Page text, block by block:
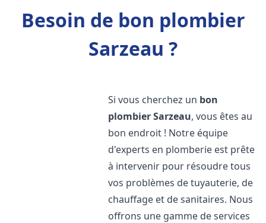
Besoin de bon plombier
Sarzeau ?
Si vous cherchez un bon
plombierSarzeau, vous êtes au
bon endroit ! Notre équipe
d'experts en plomberie est prête
à intervenir pour résoudre tous
vos problèmes de tuyauterie, de
chauffage et de sanitaires. Nous
offrons une gamme de services